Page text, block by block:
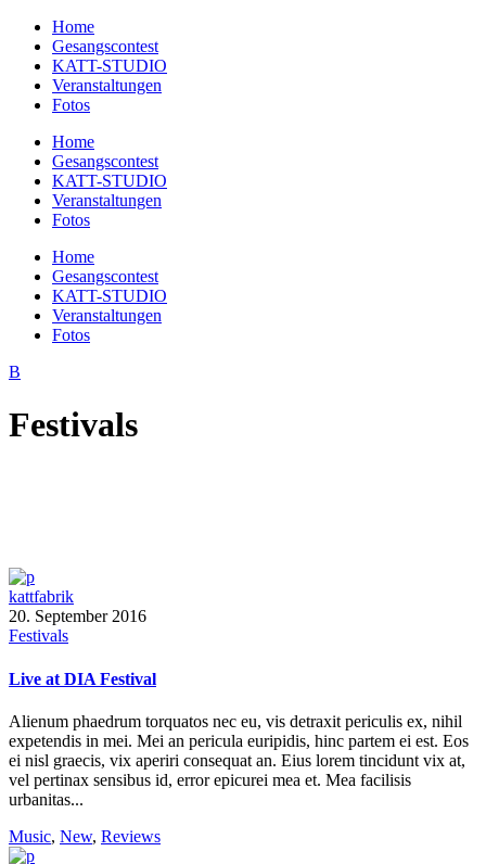
Home
Gesangscontest
KATT-STUDIO
Veranstaltungen
Fotos
Home
Gesangscontest
KATT-STUDIO
Veranstaltungen
Fotos
Home
Gesangscontest
KATT-STUDIO
Veranstaltungen
Fotos
Festivals
kattfabrik
20. September 2016
Festivals
Live at DIA Festival
Alienum phaedrum torquatos nec eu, vis detraxit periculis ex, nihil
expetendis in mei. Mei an pericula euripidis, hinc partem ei est. Eos
ei nisl graecis, vix aperiri consequat an. Eius lorem tincidunt vix at,
vel pertinax sensibus id, error epicurei mea et. Mea facilisis
urbanitas...
Music, New, Reviews